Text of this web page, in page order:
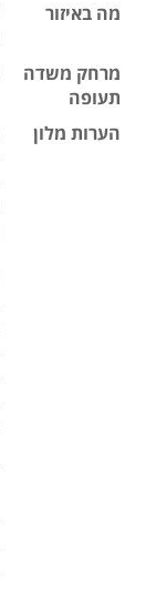
מה באיזור
מרחק משדה
תעופה
הערות מלון